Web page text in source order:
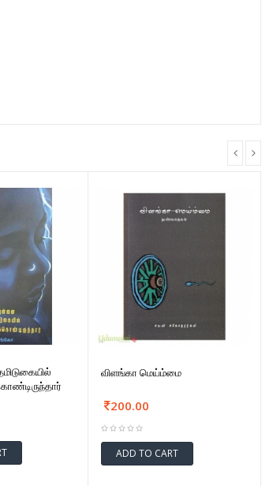
விளங்கா மெய்ம்மை
200.00
ADD TO CART